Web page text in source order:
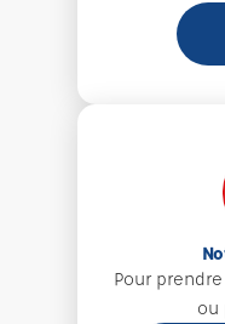
Pour
ou